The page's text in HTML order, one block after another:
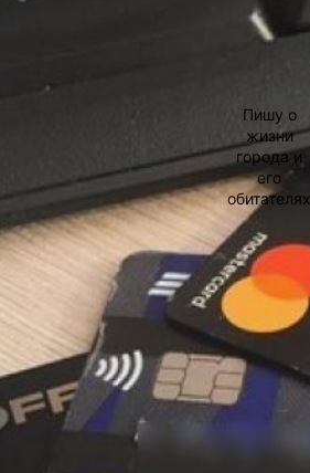
мошенников стали 7 163
мошенничеством,
сообщает телеграм-
канала Хабаровской
краевой прокуратуры.
ТОлько за последнюю
неделю 47 жителей края
стали жертвами
мошенников. Общий
ущерб, нанесённый
гражданам с начала года,
составил почти 1
миллиард рублей.
Прокуратура региона
призывает граждан быть
Пишу о
жизни
города и
его
обитателях
Фото:
Виктория
Андреева